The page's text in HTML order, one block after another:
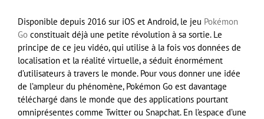
Disponible depuis 2016 sur iOS et Android, le jeu Pokémon
Go constituait déjà une petite révolution à sa sortie. Le
principe de ce jeu vidéo, qui utilise à la fois vos données de
localisation et la réalité virtuelle, a séduit énormément
d’utilisateurs à travers le monde. Pour vous donner une idée
de l’ampleur du phénomène, Pokémon Go est davantage
téléchargé dans le monde que des applications pourtant
omniprésentes comme Twitter ou Snapchat. En l’espace d’une